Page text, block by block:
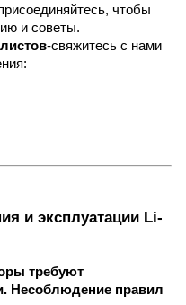
чтобы
и советы.
-свяжитесь с нами
и эксплуатации Li-
требуют
Несоблюдение правил